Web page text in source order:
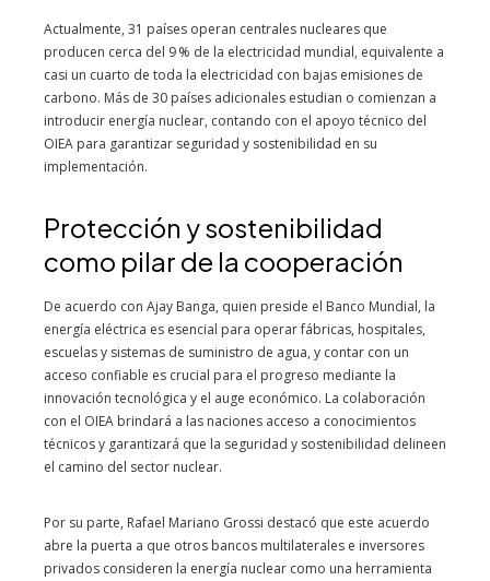
Actualmente, 31 países operan centrales nucleares que
producen cerca del 9 % de la electricidad mundial, equivalente a
casi un cuarto de toda la electricidad con bajas emisiones de
carbono. Más de 30 países adicionales estudian o comienzan a
introducir energía nuclear, contando con el apoyo técnico del
OIEA para garantizar seguridad y sostenibilidad en su
implementación.
Protección y sostenibilidad
como pilar de la cooperación
De acuerdo con Ajay Banga, quien preside el Banco Mundial, la
energía eléctrica es esencial para operar fábricas, hospitales,
escuelas y sistemas de suministro de agua, y contar con un
acceso confiable es crucial para el progreso mediante la
innovación tecnológica y el auge económico. La colaboración
con el OIEA brindará a las naciones acceso a conocimientos
técnicos y garantizará que la seguridad y sostenibilidad delineen
el camino del sector nuclear.
Por su parte, Rafael Mariano Grossi destacó que este acuerdo
abre la puerta a que otros bancos multilaterales e inversores
privados consideren la energía nuclear como una herramienta